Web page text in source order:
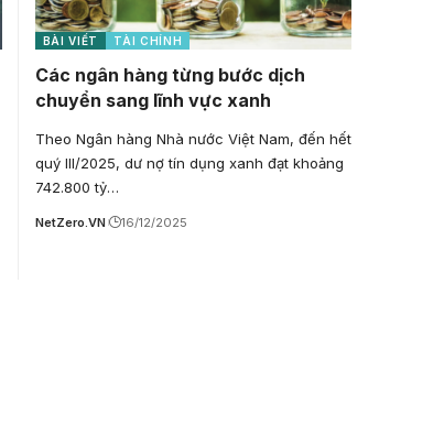
BÀI VIẾT TÀI CHÍNH
Các ngân hàng từng bước dịch
chuyển sang lĩnh vực xanh
Theo Ngân hàng Nhà nước Việt Nam, đến hết
quý III/2025, dư nợ tín dụng xanh đạt khoảng
742.800 tỷ…
NetZero.VN 16/12/2025